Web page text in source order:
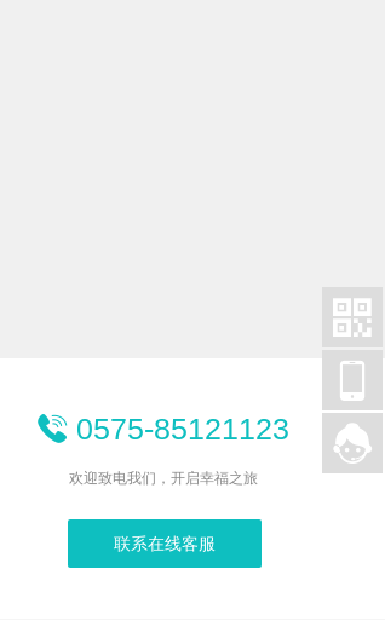
0575-85121123
欢迎致电我们，开启幸福之旅
联系在线客服

